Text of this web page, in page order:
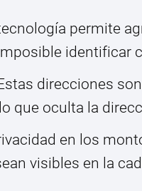
permite
identificar
direcciones
que oculta la
en los
visibles en la